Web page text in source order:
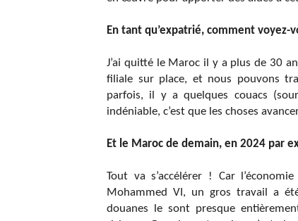
En tant qu’expatrié, comment voyez-
J’ai quitté le Maroc il y a plus de 30
filiale sur place, et nous pouvons
parfois, il y a quelques couacs
indéniable, c’est que les choses
Et le Maroc de demain, en 2024 par
Tout va s’accélérer ! Car
Mohammed VI , un gros travail a
douanes le sont presque